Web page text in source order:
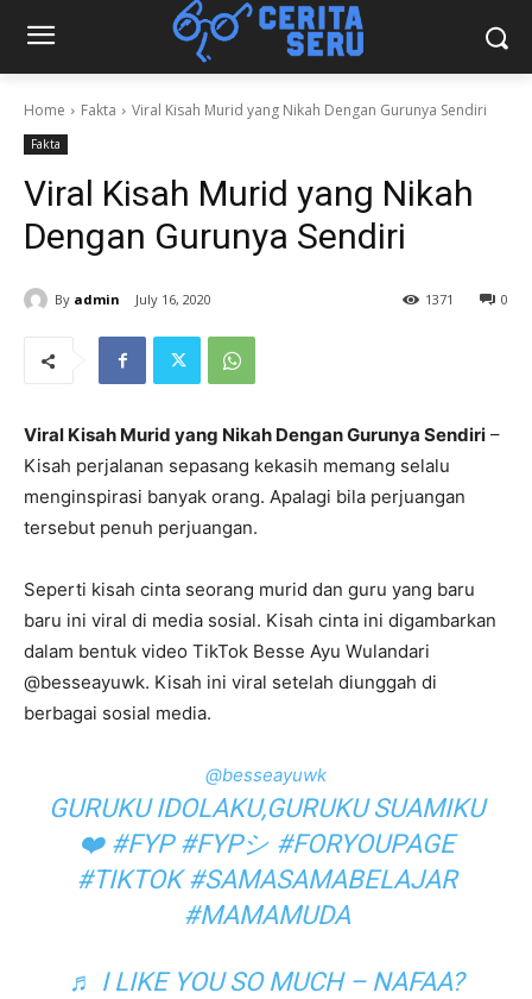
Home Fakta Viral Kisah Murid yang Nikah Dengan Gurunya Sendiri
Fakta
Viral Kisah Murid yang Nikah
Dengan Gurunya Sendiri
By admin July 16, 2020 0
1371
Viral Kisah Murid yang Nikah Dengan Gurunya Sendiri –
Kisah perjalanan sepasang kekasih memang selalu
menginspirasi banyak orang. Apalagi bila perjuangan
tersebut penuh perjuangan.
Seperti kisah cinta seorang murid dan guru yang baru
baru ini viral di media sosial. Kisah cinta ini digambarkan
dalam bentuk video TikTok Besse Ayu Wulandari
@besseayuwk. Kisah ini viral setelah diunggah di
berbagai sosial media.
@besseayuwk
GURUKU IDOLAKU,GURUKU SUAMIKU
❤️ #FYP #FYPシ #FORYOUPAGE
#TIKTOK #SAMASAMABELAJAR
#MAMAMUDA
♬ I LIKE YOU SO MUCH – NAFAA?